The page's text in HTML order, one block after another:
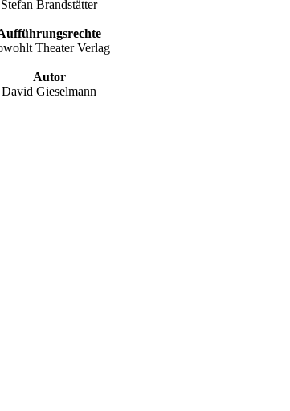
Stefan Brandstätter
Theater Verlag
Autor
David Gieselmann